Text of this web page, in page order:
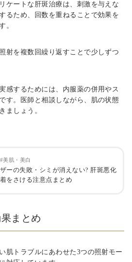
ケートな肝斑治療は、刺激を与えな
るため、回数を重ねることで効果を
。
射を複数回繰り返すことで少しずつ
感するためには、内服薬の併用やス
す。医師と相談しながら、肌の状態
ましょう。
#美肌・美白
ーの失敗・シミが消えない? 肝斑悪化
をさける注意点まとめ
まとめ
肌トラブルにあわせた3つの照射モー